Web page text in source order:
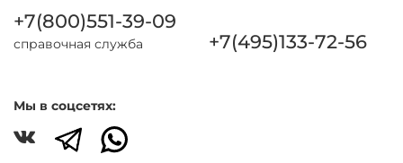
+7(800)551-39-09
справочная служба +7(495)133-72-56
Мы в соцсетях: